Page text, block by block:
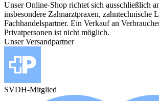
Unser Online-Shop richtet sich ausschließlich
insbesondere Zahnarztpraxen, zahntechnische
Fachhandelspartner. Ein Verkauf an
Privatpersonen ist nicht möglich.
Unser Versandpartner
SVDH-Mitglied